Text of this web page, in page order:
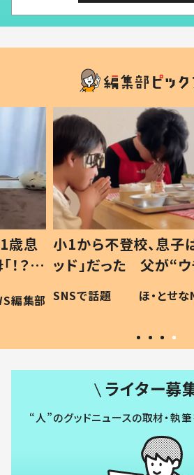
歳息
？」
編集部
小1から不登校、息子
ッド」だった 父が“
作り続ける理由とは
#令和の子
SNSで話題 ほ・とせ
ライター募
“人”のグッドニュースの取材・執